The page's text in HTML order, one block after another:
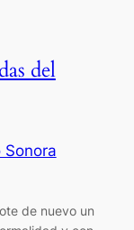
del
Sonora
de nuevo un